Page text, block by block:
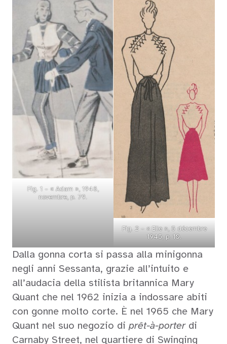
Fig. 1 – « Adam », 1946,
novembre, p. 79.
Fig. 2 – « Elle », 5 décembre
1945, p. 10.
Dalla gonna corta si passa alla minigonna
negli anni Sessanta, grazie all’intuito e
all’audacia della stilista britannica Mary
Quant che nel 1962 inizia a indossare abiti
con gonne molto corte. È nel 1965 che Mary
Quant nel suo negozio di prêt-à-porterdi
Carnaby Street, nel quartiere di Swinging